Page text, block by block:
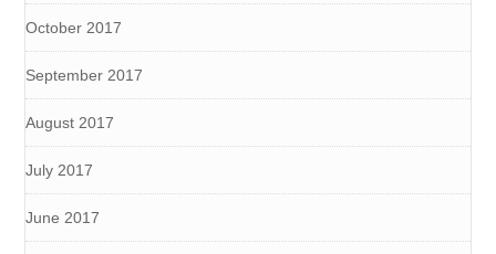
October 2017
September 2017
August 2017
July 2017
June 2017